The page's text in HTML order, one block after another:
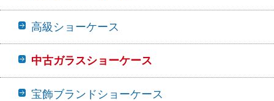
高級ショーケース
中古ガラスショーケース
宝飾ブランドショーケース